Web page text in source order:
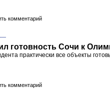
комментарий
—
готовность Сочи к
практически все объекты
комментарий